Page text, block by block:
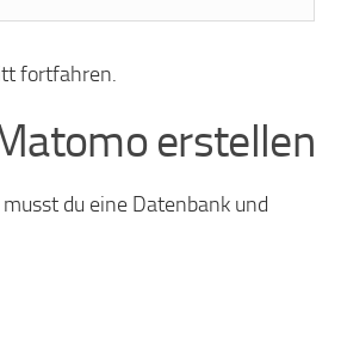
fortfahren.
erstellen
du eine Datenbank und